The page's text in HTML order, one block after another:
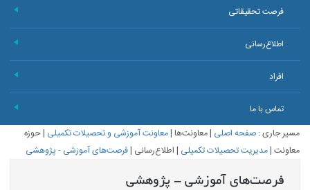
فرصت تحقیقاتی
اطلاع‌رسانی
افراد
تماس با ما
مسیر جاری :صفحه اصلی |معاونت‌ها|معاونت آموزشی و تحصیلات تکمیلی |حوزه
معاونت|مدیریت تحصیلات تکمیلی |اطلاع‌رسانی |فرصت‌های آموزشی - پژوهشی
فرصت‌های آموزشی - پژوهشی